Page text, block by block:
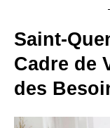
Saint-
Cadre de
des